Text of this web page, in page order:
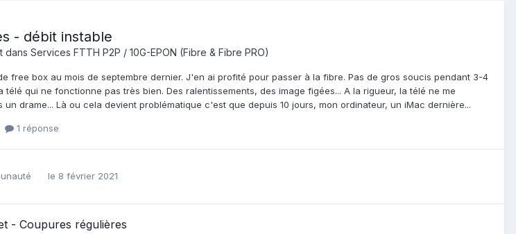
- débit instable
dans Services FTTH P2P / 10G-EPON (Fibre & Fibre PRO)
free box au mois de septembre dernier. J'en ai profité pour passer à la fibre. Pas de gros soucis pendant 3-4
télé qui ne fonctionne pas très bien. Des ralentissements, des image figées... A la rigueur, la télé ne me
drame... Là ou cela devient problématique c'est que depuis 10 jours, mon ordinateur, un iMac dernière...
1 réponse
le 8 février 2021
- Coupures régulières